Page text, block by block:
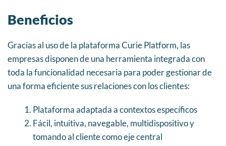
Beneficios
Gracias al uso de la plataforma Curie Platform, las
empresas disponen de una herramienta integrada con
toda la funcionalidad necesaria para poder gestionar de
una forma eficiente sus relaciones con los clientes:
Plataforma adaptada a contextos específicos
Fácil, intuitiva, navegable, multidispositivo y
tomando al cliente como eje central